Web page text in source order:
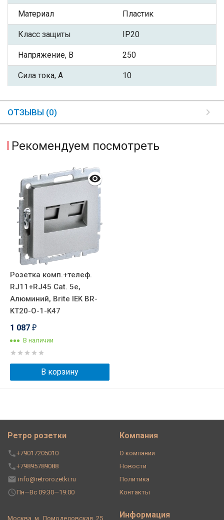
Материал Пластик
Класс защиты IP20
Напряжение, В 250
Сила тока, А 10
ОТЗЫВЫ (0)
Рекомендуем посмотреть
Розетка комп.+телеф.
RJ11+RJ45 Cat. 5e,
Алюминий, Brite IEK BR-
KT20-O-1-K47
1 087 ₽
В наличии
В корзину
Ретро розетки
+79017205010
+79895789088
info@retrorozetki.ru
Пн—Вс 09:30—19:00
Москва, м. Домодедовская, 25
Компания
О компании
Новости
Политика
Контакты
Информация